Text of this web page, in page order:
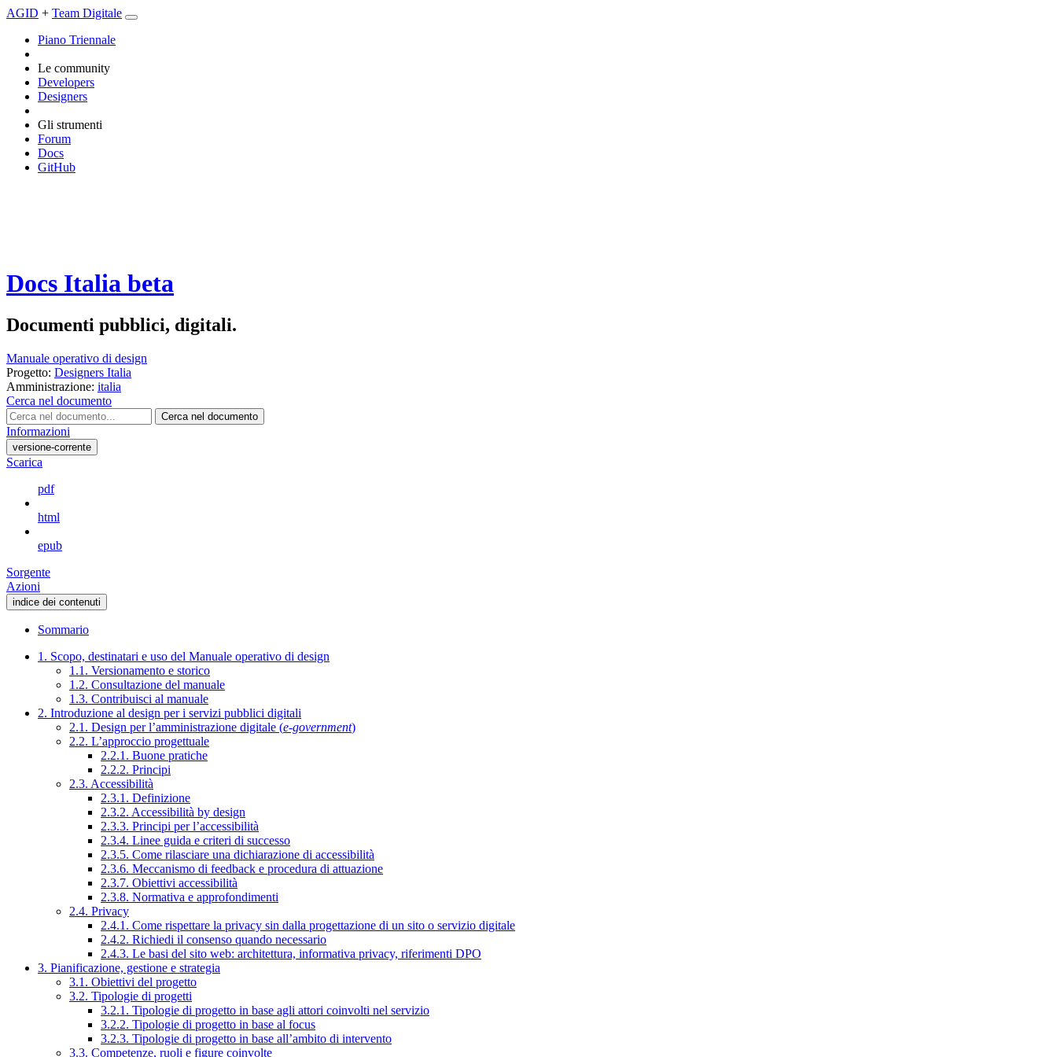
AGID + Team Digitale
Piano Triennale
Le community
Developers
Designers
Gli strumenti
Forum
Docs
GitHub
Docs Italia beta
Documenti pubblici, digitali.
Manuale operativo di design
Progetto: Designers Italia
Amministrazione: italia
Cerca nel documento
Cerca nel documento
Informazioni
versione-corrente
Scarica
pdf
html
epub
Sorgente
Azioni
indice dei contenuti
Sommario
1. Scopo, destinatari e uso del Manuale operativo di design
1.1. Versionamento e storico
1.2. Consultazione del manuale
1.3. Contribuisci al manuale
2. Introduzione al design per i servizi pubblici digitali
2.1. Design per l’amministrazione digitale (e-government)
2.2. L’approccio progettuale
2.2.1. Buone pratiche
2.2.2. Principi
2.3. Accessibilità
2.3.1. Definizione
2.3.2. Accessibilità by design
2.3.3. Principi per l’accessibilità
2.3.4. Linee guida e criteri di successo
2.3.5. Come rilasciare una dichiarazione di accessibilità
2.3.6. Meccanismo di feedback e procedura di attuazione
2.3.7. Obiettivi accessibilità
2.3.8. Normativa e approfondimenti
2.4. Privacy
2.4.1. Come rispettare la privacy sin dalla progettazione di un sito o servizio digitale
2.4.2. Richiedi il consenso quando necessario
2.4.3. Le basi del sito web: architettura, informativa privacy, riferimenti DPO
3. Pianificazione, gestione e strategia
3.1. Obiettivi del progetto
3.2. Tipologie di progetti
3.2.1. Tipologie di progetto in base agli attori coinvolti nel servizio
3.2.2. Tipologie di progetto in base al focus
3.2.3. Tipologie di progetto in base all’ambito di intervento
3.3. Competenze, ruoli e figure coinvolte